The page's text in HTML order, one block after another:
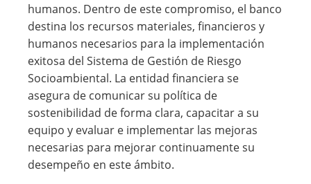
humanos. Dentro de este compromiso, el banco
destina los recursos materiales, financieros y
humanos necesarios para la implementación
exitosa del Sistema de Gestión de Riesgo
Socioambiental. La entidad financiera se
asegura de comunicar su política de
sostenibilidad de forma clara, capacitar a su
equipo y evaluar e implementar las mejoras
necesarias para mejorar continuamente su
desempeño en este ámbito.